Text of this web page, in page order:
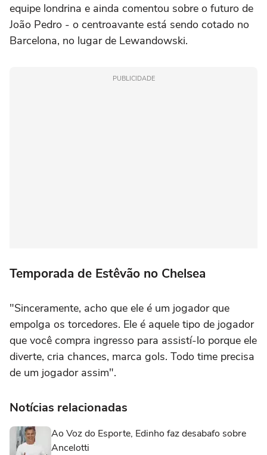
equipe londrina e ainda comentou sobre o futuro de
João Pedro - o centroavante está sendo cotado no
Barcelona, no lugar de Lewandowski.
PUBLICIDADE
Temporada de Estêvão no Chelsea
"Sinceramente, acho que ele é um jogador que
empolga os torcedores. Ele é aquele tipo de jogador
que você compra ingresso para assistí-lo porque ele
diverte, cria chances, marca gols. Todo time precisa
de um jogador assim".
Notícias relacionadas
Ao Voz do Esporte, Edinho faz desabafo sobre
Ancelotti